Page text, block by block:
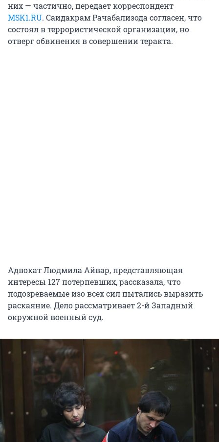
них — частично, передает корреспондент
MSK1.RU. Саидакрам Рачабализода согласен, что
состоял в террористической организации, но
отверг обвинения в совершении теракта.
Адвокат Людмила Айвар, представляющая
интересы 127 потерпевших, рассказала, что
подозреваемые изо всех сил пытались выразить
раскаяние. Дело рассматривает 2-й Западный
окружной военный суд.